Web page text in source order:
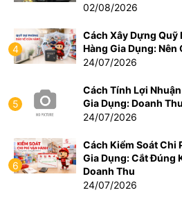
02/08/2026
4
Cách Xây Dựng
Hàng Gia Dụng: Nên
24/07/2026
5
Cách Tính Lợi
Gia Dụng: Doanh
24/07/2026
6
Cách Kiểm Soát Chi
Gia Dụng: Cắt Đúng
Doanh Thu
24/07/2026